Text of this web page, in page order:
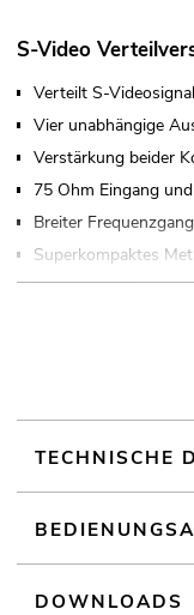
S-Video
Verteilt S-
Vier unabhängige
Verstärkung beider
75 Ohm Eingang
Breiter
Superkompaktes
12-24 V DC
oder Buchse
TECHNISCHE
DOWNLOADS